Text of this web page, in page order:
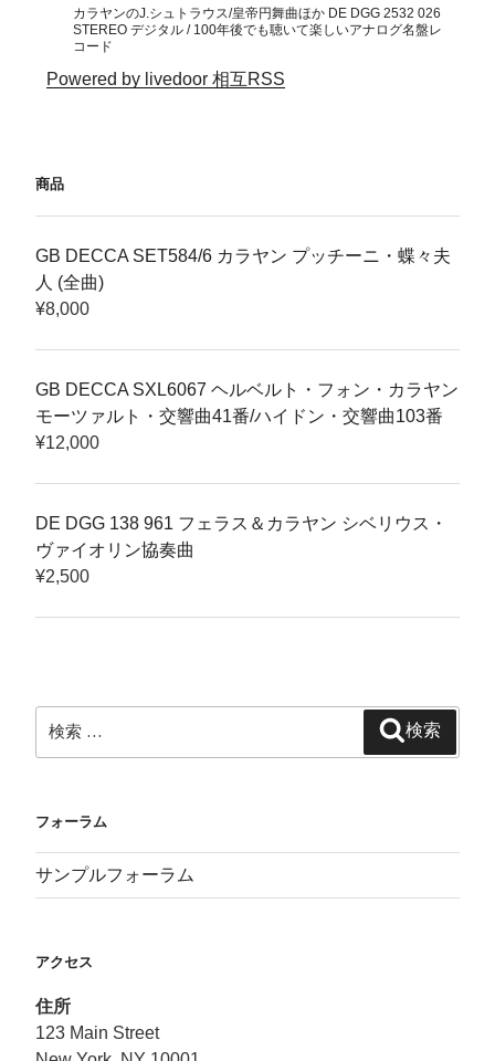
カラヤンのJ.シュトラウス/皇帝円舞曲ほか DE DGG 2532 026
STEREO デジタル / 100年後でも聴いて楽しいアナログ名盤レ
コード
Powered by livedoor 相互RSS
商品
GB DECCA SET584/6 カラヤン プッチーニ・蝶々夫
人 (全曲)
¥8,000
GB DECCA SXL6067 ヘルベルト・フォン・カラヤン
モーツァルト・交響曲41番/ハイドン・交響曲103番
¥12,000
DE DGG 138 961 フェラス＆カラヤン シベリウス・
ヴァイオリン協奏曲
¥2,500
検
索:
検索
フォーラム
サンプルフォーラム
アクセス
住所
123 Main Street